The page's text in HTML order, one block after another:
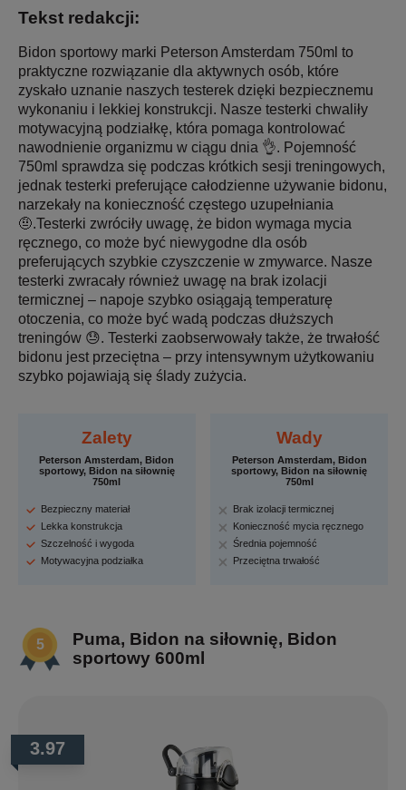
Tekst redakcji:
Bidon sportowy marki Peterson Amsterdam 750ml to
praktyczne rozwiązanie dla aktywnych osób, które
zyskało uznanie naszych testerek dzięki bezpiecznemu
wykonaniu i lekkiej konstrukcji. Nasze testerki chwaliły
motywacyjną podziałkę, która pomaga kontrolować
nawodnienie organizmu w ciągu dnia 👌. Pojemność
750ml sprawdza się podczas krótkich sesji treningowych,
jednak testerki preferujące całodzienne używanie bidonu,
narzekały na konieczność częstego uzupełniania
🤨.Testerki zwróciły uwagę, że bidon wymaga mycia
ręcznego, co może być niewygodne dla osób
preferujących szybkie czyszczenie w zmywarce. Nasze
testerki zwracały również uwagę na brak izolacji
termicznej – napoje szybko osiągają temperaturę
otoczenia, co może być wadą podczas dłuższych
treningów 😓. Testerki zaobserwowały także, że trwałość
bidonu jest przeciętna – przy intensywnym użytkowaniu
szybko pojawiają się ślady zużycia.
Zalety
Peterson Amsterdam, Bidon
sportowy, Bidon na siłownię
750ml
Bezpieczny materiał
Lekka konstrukcja
Szczelność i wygoda
Motywacyjna podziałka
Wady
Peterson Amsterdam, Bidon
sportowy, Bidon na siłownię
750ml
Brak izolacji termicznej
Konieczność mycia ręcznego
Średnia pojemność
Przeciętna trwałość
Puma, Bidon na siłownię, Bidon
sportowy 600ml
3.97